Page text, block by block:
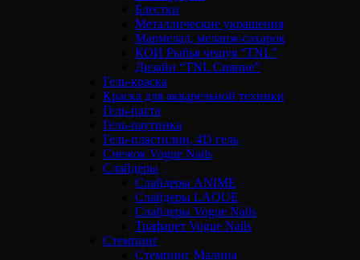
Блестки
Металлические украшения
Мармелад, меланж-сахарок
КОИ Рыбья чешуя “TNL”
Дизайн “TNL Сияние”
Гель-краска
Краска для акварельной техники
Гель-паста
Гель-паутинка
Гель-пластилин, 4D гель
Снежок Vogue Nails
Слайдеры
Слайдеры ANIME
Слайдеры LAQUE
Слайдеры Vogue Nails
Трафарет Vogue Nails
Стемпинг
Стемпинг Малина